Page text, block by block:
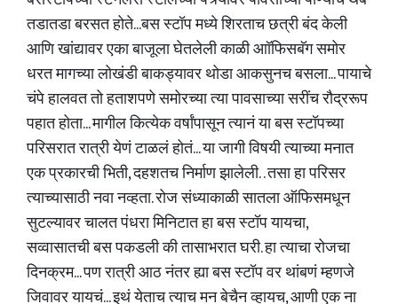
तडातडा बरसत होते...बस स्टॉप मध्ये शिरताच छत्री बंद केली
आणि खांद्यावर एका बाजूला घेतलेली काळी आॉफिसबॅग समोर
धरत मागच्या लोखंडी बाकड्यावर थोडा आकसुनच बसला... पायाचे
चंपे हालवत तो हताशपणे समोरच्या त्या पावसाच्या सरींच रौद्ररूप
पहात होता... मागील कित्येक वर्षांपासून त्यानं या बस स्टॉपच्या
परिसरात रात्री येणं टाळलं होतं... या जागी विषयी त्याच्या मनात
एक प्रकारची भिती, दहशतच निर्माण झालेली. . तसा हा परिसर
त्याच्यासाठी नवा नव्हता. रोज संध्याकाळी सातला ऑफिसमधून
सुटल्यावर चालत पंधरा मिनिटात हा बस स्टॉप यायचा,
सव्वासातची बस पकडली की तासाभरात घरी. हा त्याचा रोजचा
दिनक्रम... पण रात्री आठ नंतर ह्या बस स्टॉप वर थांबणं म्हणजे
जिवावर यायचं... इथं येताच त्याच मन बेचैन व्हायच, आणी एक ना